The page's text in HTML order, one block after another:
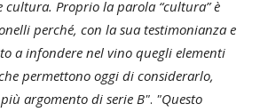
Proprio la parola “cultura” è
perché, con la sua testimonianza e
a infondere nel vino quegli elementi
permettono oggi di considerarlo,
argomento di serie B". "Questo